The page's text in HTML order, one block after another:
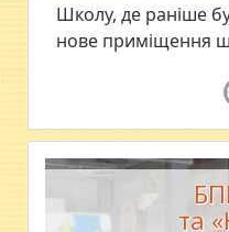
​Школу, де раніше
нове приміщення
та